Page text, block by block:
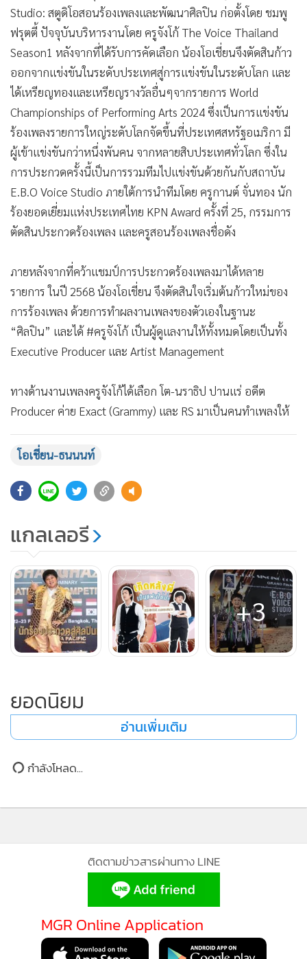
Studio: สตูดิโอสอนร้องเพลงและพัฒนาศิลปิน ก่อตั้งโดย ชมพู
ฟรุตตี้ ปัจจุบันบริหารงานโดย ครูจังโก้ The Voice Thailand
Season1 หลังจากที่ได้รับการคัดเลือก น้องโอเชี่ยนจึงตัดสินก้าว
ออกจากแข่งขันในระดับประเทศสู่การแข่งขันในระดับโลก และ
ได้เหรียญทองและเหรียญรางวัลอื่นๆจากรายการ World
Championships of Performing Arts 2024 ซึ่งเป็นการแข่งขัน
ร้องเพลงรายการใหญ่ระดับโลกจัดขึ้นที่ประเทศสหรัฐอเมริกา มี
ผู้เข้าแข่งขันกว่าหนึ่งพันคน จากหลายสิบประเทศทั่วโลก ซึ่งใน
การประกวดครั้งนี้เป็นการรวมทีมไปแข่งขันด้วยกันกับสถาบัน
E.B.O Voice Studio ภายใต้การนำทีมโดย ครูกานต์ จั่นทอง นัก
ร้องยอดเยี่ยมแห่งประเทศไทย KPN Award ครั้งที่ 25, กรรมการ
ตัดสินประกวดร้องเพลง และครูสอนร้องเพลงชื่อดัง
ภายหลังจากที่คว้าแชมป์การประกวดร้องเพลงมาได้หลาย
รายการ ในปี 2568 น้องโอเชี่ยน จึงตัดสินใจเริ่มต้นก้าวใหม่ของ
การร้องเพลง ด้วยการทำผลงานเพลงของตัวเองในฐานะ
“ศิลปิน” และได้ #ครูจังโก้ เป็นผู้ดูแลงานให้ทั้งหมดโดยเป็นทั้ง
Executive Producer และ Artist Management
ทางด้านงานเพลงครูจังโก้ได้เลือก โต-นราธิป ปานแร่ อดีต
Producer ค่าย Exact (Grammy) และ RS มาเป็นคนทำเพลงให้
ซึ่งหลังจากที่ผ่านกระบวนการค้นหาตัวตนและคิดทิศทางเพลง
แล้ว จึงได้มาเป็นเพลง “เกิดหลังพี่เป็นแฟนได้ป่ะ” ขึ้นมา โดย
เชี่ยน และยังมีความพิเศษมากยิ่งขึ้นโดยการเชิญ “เบล ขอบ
เพลงนี้ด้วย
ในส่วนของการทำ Music Video เพลงนี้ได้ทีมงานระดับโปรอย่าง
ทีม MicroMotion มาช่วยทำโปรดักชั่นให้และยังคว้าสาวสวย
“ใบเฟิร์น ณัฐฌา” ฉายา “นางฟ้าบุรีรัมย์” หรือที่ปัจจุบันหลาย
คนเรียกว่า “ใบเฟิร์นแมนยู” มาเล่นเป็นนางเอกอีกด้วย ซึ่งเรื่อง
ราวจะเป็นเช่นไร สามารถไปติดตามชมผลงานเพลง “เกิดหลังพี่
https://youtu.be/ix5ZTNpRpsw หรือฟังกับบน Streaming
ได้ที่ https://mcn.solutiononeholding.com/OLS/?
ติดตามผลงานและเป็นกำลังใจน้องโอเชี่ยนได้ที่ FB: Ocean
Thananon
สุดท้ายนี้น้องโอเชี่ยนยังขอขอบคุณคุณครูทุกท่านที่ผ่านเข้ามา
ให้ความรู้และคำสอนต่างๆในทุกๆวิชาจนทำให้น้องมีวันนี้ได้ ขอ
ขอบคุณ ครูหญิง fare - music studio, ครูชัย ฉัตรชัย แซ่หลิม,
ครูกวาง – New Entry Studio, ครูแอม แอมมารี่ และ ครูซูซี่ –
E.B.O Voice Studio, ครูเจเจ ศรุดา, ครูชบา, ครูพิช พัทธ์นิธาน,
โอเชี่ยน-ธนนนท์
แกลเลอรี
+3
ยอดนิยม
อ่านเพิ่มเติม
กำลังโหลด...
ติดตามข่าวสารผ่านทาง LINE
MGR Online Application